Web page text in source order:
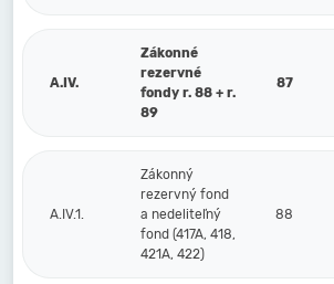
A.IV.
Zákonné
rezervné
fondy r. 88 + r.
89
87
A.IV.1.
Zákonný
rezervný fond
a nedeliteľný
fond (417A, 418,
421A, 422)
88